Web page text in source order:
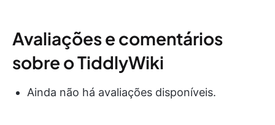
Avaliações e comentários
sobre o TiddlyWiki
Ainda não há avaliações disponíveis.